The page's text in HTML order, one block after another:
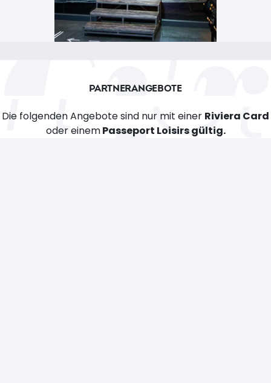
PARTNERANGEBOTE
Die folgenden Angebote sind nur mit einer Riviera Card
oder einemPasseport Loisirs gültig.